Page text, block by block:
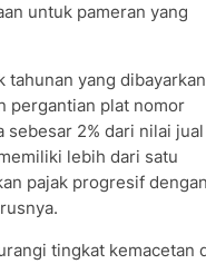
untuk pameran yang
tahunan yang dibayarkan
pergantian plat nomor
sebesar 2% dari nilai jual
lebih dari satu
pajak progresif dengan
tingkat kemacetan